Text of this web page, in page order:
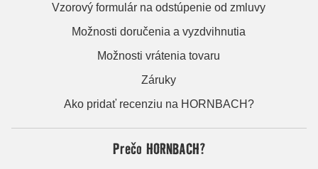
Vzorový formulár na odstúpenie od zmluvy
Možnosti doručenia a vyzdvihnutia
Možnosti vrátenia tovaru
Záruky
Ako pridať recenziu na HORNBACH?
Prečo HORNBACH?